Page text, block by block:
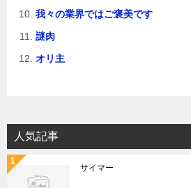
我々の業界ではご褒美です
謎肉
オリ主
人気記事
サイマー